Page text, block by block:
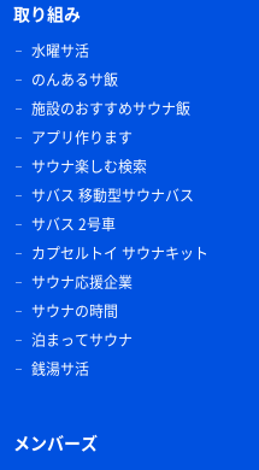
取り組み
水曜サ活
のんあるサ飯
施設のおすすめサウナ飯
アプリ作ります
サウナ楽しむ検索
サバス 移動型サウナバス
サバス 2号車
カプセルトイ サウナキット
サウナ応援企業
サウナの時間
泊まってサウナ
銭湯サ活
メンバーズ